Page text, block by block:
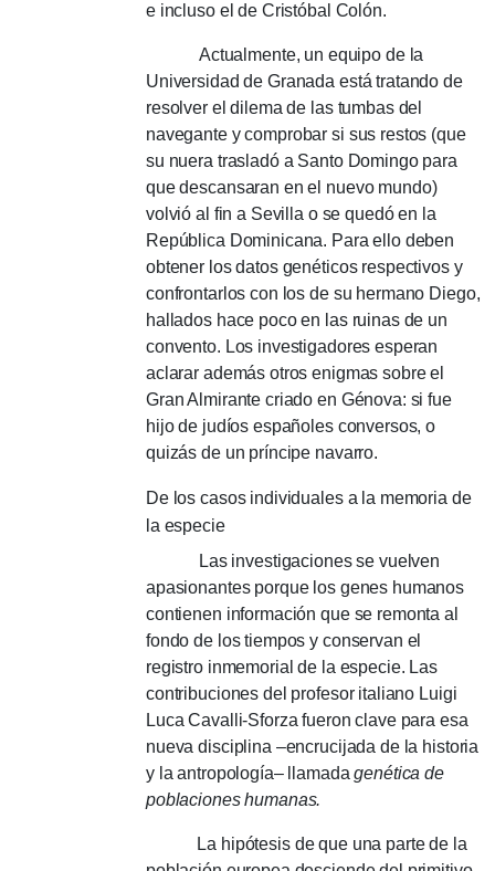
e incluso el de Cristóbal Colón.
Actualmente, un equipo de la
Universidad de Granada está tratando de
resolver el dilema de las tumbas del
navegante y comprobar si sus restos (que
su nuera trasladó a Santo Domingo para
que descansaran en el nuevo mundo)
volvió al fin a Sevilla o se quedó en la
República Dominicana. Para ello deben
obtener los datos genéticos respectivos y
confrontarlos con los de su hermano Diego,
hallados hace poco en las ruinas de un
convento. Los investigadores esperan
aclarar además otros enigmas sobre el
Gran Almirante criado en Génova: si fue
hijo de judíos españoles conversos, o
quizás de un príncipe navarro.
De los casos individuales a la memoria de
la especie
Las investigaciones se vuelven
apasionantes porque los genes humanos
contienen información que se remonta al
fondo de los tiempos y conservan el
registro inmemorial de la especie. Las
contribuciones del profesor italiano Luigi
Luca Cavalli-Sforza fueron clave para esa
nueva disciplina –encrucijada de la historia
y la antropología– llamadagenética de
poblaciones humanas.
La hipótesis de que una parte de la